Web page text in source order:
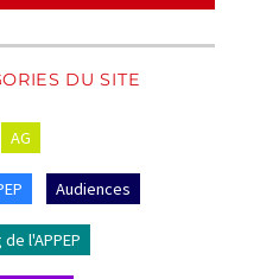
DU SITE
AG
Audiences
de l'APPEP